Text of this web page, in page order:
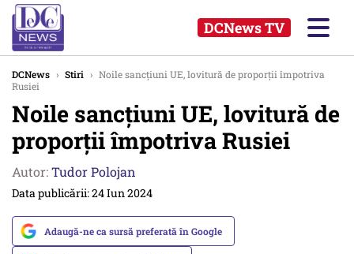
DCNews TV
DCNews › Stiri › Noile sancțiuni UE, lovitură de proporții împotriva
Rusiei
Noile sancțiuni UE, lovitură de
proporții împotriva Rusiei
Autor:Tudor Polojan
Data publicării: 24 Iun 2024
Adaugă-ne ca sursă preferată în Google